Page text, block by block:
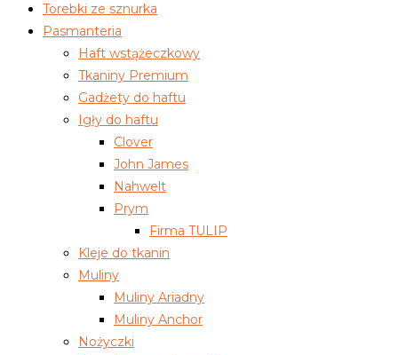
Torebki ze sznurka
Pasmanteria
Haft wstążeczkowy
Tkaniny Premium
Gadżety do haftu
Igły do haftu
Clover
John James
Nahwelt
Prym
Firma TULIP
Kleje do tkanin
Muliny
Muliny Ariadny
Muliny Anchor
Nożyczki